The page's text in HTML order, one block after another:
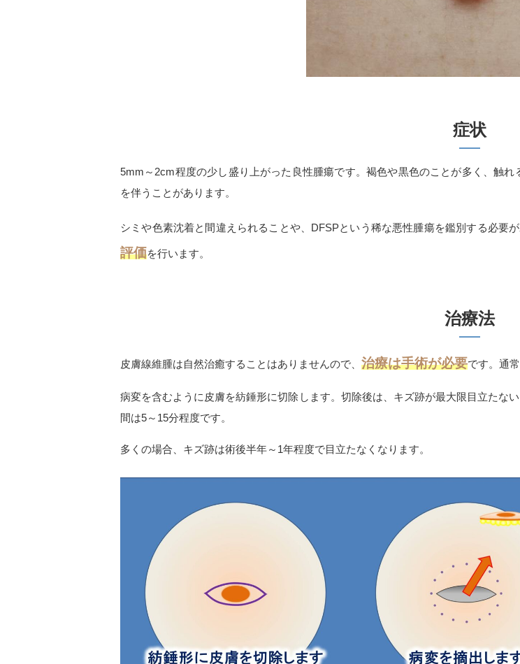
症状
5mm ～ 2cm程度の少し盛り上がった良性腫瘍です。褐色や黒色のことが多く、触
を伴うことがあります。
シミや色素沈着と間違えられることや、 DFSPという稀な悪性腫瘍を鑑別する必要が
評価を行います。
治療法
皮膚線維腫は自然治癒することはありませんので、 治療は手術が必要です。通
病変を含むように皮膚を紡錘形に切除します。切除後は、キズ跡が最大限目立たな
間は5～ 15分程度です。
多くの場合、キズ跡は術後半年～ 1年程度で目立たなくなります。